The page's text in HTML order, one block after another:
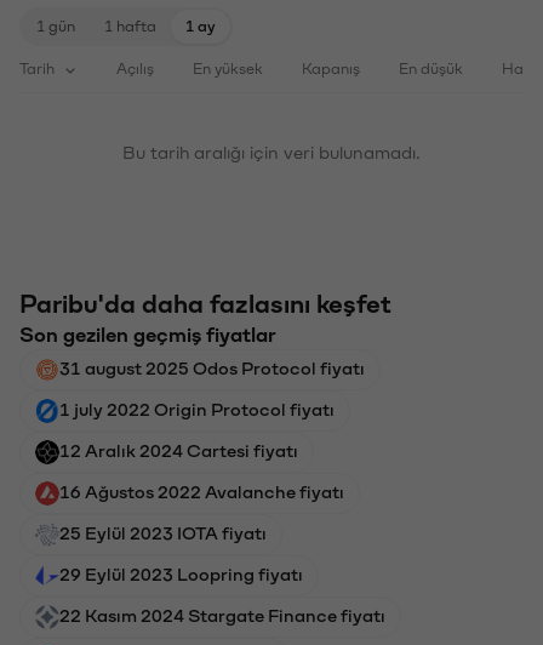
1 gün 1 hafta 1 ay
Tarih Açılış En yüksek Kapanış En düşük
Bu tarih aralığı için veri bulunamadı.
Paribu'da daha fazlasını keşfet
Son gezilen geçmiş fiyatlar
31 august 2025 Odos Protocol fiyatı
1 july 2022 Origin Protocol fiyatı
12 Aralık 2024 Cartesi fiyatı
16 Ağustos 2022 Avalanche fiyatı
25 Eylül 2023 IOTA fiyatı
29 Eylül 2023 Loopring fiyatı
22 Kasım 2024 Stargate Finance fiyatı